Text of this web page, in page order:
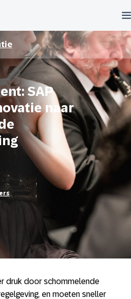
SAP
naar
druk door schommelende
en moeten sneller